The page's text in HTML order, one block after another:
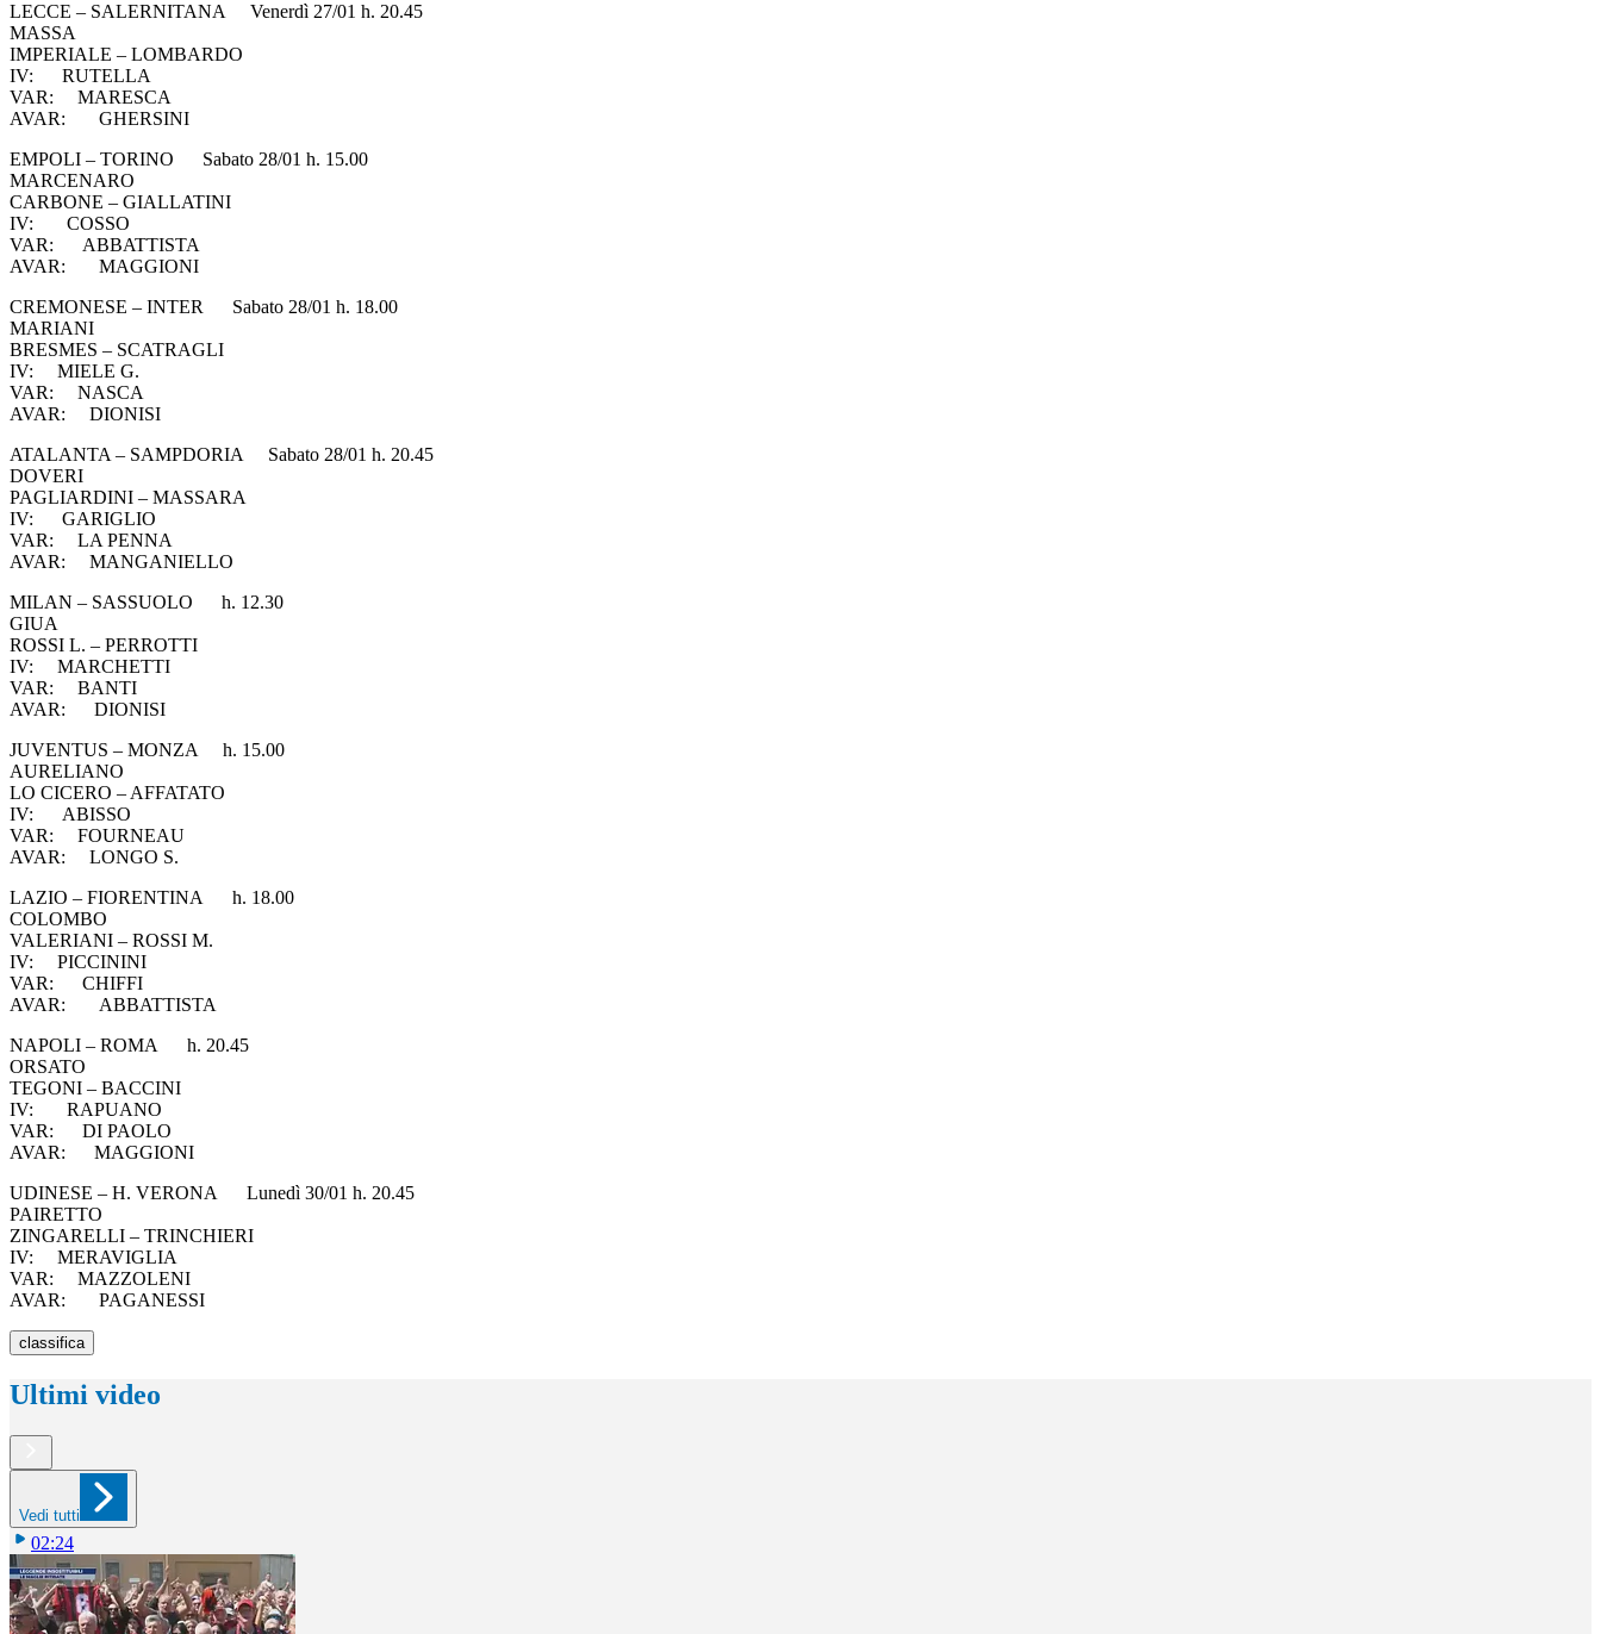
LECCE – SALERNITANA Venerdì 27/01 h. 20.45
MASSA
IMPERIALE – LOMBARDO
IV: RUTELLA
VAR: MARESCA
AVAR: GHERSINI
EMPOLI – TORINO Sabato 28/01 h. 15.00
MARCENARO
CARBONE – GIALLATINI
IV: COSSO
VAR: ABBATTISTA
AVAR: MAGGIONI
CREMONESE – INTER Sabato 28/01 h. 18.00
MARIANI
BRESMES – SCATRAGLI
IV: MIELE G.
VAR: NASCA
AVAR: DIONISI
ATALANTA – SAMPDORIA Sabato 28/01 h. 20.45
DOVERI
PAGLIARDINI – MASSARA
IV: GARIGLIO
VAR: LA PENNA
AVAR: MANGANIELLO
MILAN – SASSUOLO h. 12.30
GIUA
ROSSI L. – PERROTTI
IV: MARCHETTI
VAR: BANTI
AVAR: DIONISI
JUVENTUS – MONZA h. 15.00
AURELIANO
LO CICERO – AFFATATO
IV: ABISSO
VAR: FOURNEAU
AVAR: LONGO S.
LAZIO – FIORENTINA h. 18.00
COLOMBO
VALERIANI – ROSSI M.
IV: PICCININI
VAR: CHIFFI
AVAR: ABBATTISTA
NAPOLI – ROMA h. 20.45
ORSATO
TEGONI – BACCINI
IV: RAPUANO
VAR: DI PAOLO
AVAR: MAGGIONI
UDINESE – H. VERONA Lunedì 30/01 h. 20.45
PAIRETTO
ZINGARELLI – TRINCHIERI
IV: MERAVIGLIA
VAR: MAZZOLENI
AVAR: PAGANESSI
classifica
Ultimi video
Vedi tutti
02:24